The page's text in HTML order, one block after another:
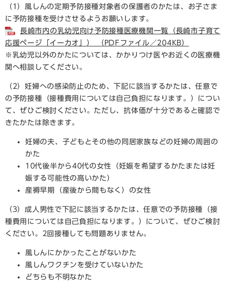
（1）風しんの定期予防接種対象者の保護者のかたは、お子さま
に予防接種を受けさせるようお願いします。
長崎市内の乳幼児向け予防接種医療機関一覧（長崎市子育て
応援ページ「イーカオ」） （PDFファイル／204KB）
※乳幼児以外のかたについては、かかりつけ医やお近くの医療機
関へ相談してください。
（2）妊婦への感染防止のため、下記に該当するかたは、任意で
の予防接種（接種費用については自己負担になります。）につい
て、ぜひご検討ください。ただし、抗体価が十分であると確認で
きたかたは除きます。
妊婦の夫、子どもとその他の同居家族などの妊婦の周囲の
かた
10代後半から40代の女性（妊娠を希望するかたまたは妊
娠する可能性の高いかた）
産褥早期（産後から間もなく）の女性
（3）成人男性で下記に該当するかたは、任意での予防接種（接
種費用については自己負担になります。）について、ぜひご検討
ください。2回接種しても問題ありません。
風しんにかかったことがないかた
風しんワクチンを受けていないかた
どちらも不明なかた